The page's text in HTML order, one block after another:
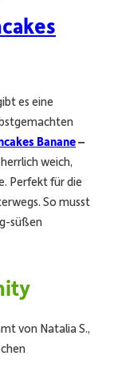
es eine
Banane–
weich,
Perfekt für die
So musst
süßen
von Natalia S.,